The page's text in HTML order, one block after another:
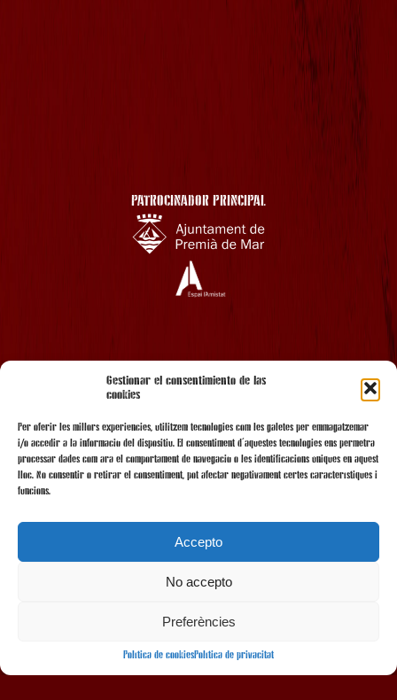
Gestionar el consentimiento de las
cookies
Per oferir les millors experiències, utilitzem tecnologies com les galetes per emmagatzemar
i/o accedir a la informació del dispositiu. El consentiment d'aquestes tecnologies ens permetrà
processar dades com ara el comportament de navegació o les identificacions úniques en aquest
lloc. No consentir o retirar el consentiment, pot afectar negativament certes característiques i
funcions.
Accepto
No accepto
Preferències
Política de cookiesPolítica de privacitat
PATROCINADOR PRINCIPAL
AMB EL SUPORT
AMB LA COL·LABORACIÓ